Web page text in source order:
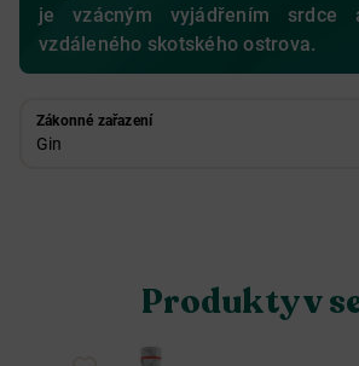
je vzácným vyjádřením srdce
vzdáleného skotského ostrova.
Zákonné zařazení
Gin
Produkty v